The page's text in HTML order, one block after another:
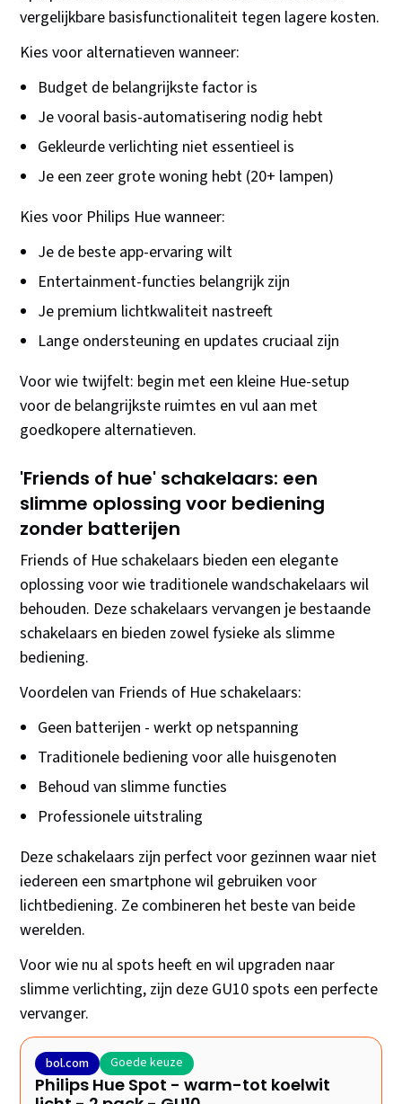
vergelijkbare basisfunctionaliteit tegen lagere kosten.
Kies voor alternatieven wanneer:
Budget de belangrijkste factor is
Je vooral basis-automatisering nodig hebt
Gekleurde verlichting niet essentieel is
Je een zeer grote woning hebt (20+ lampen)
Kies voor Philips Hue wanneer:
Je de beste app-ervaring wilt
Entertainment-functies belangrijk zijn
Je premium lichtkwaliteit nastreeft
Lange ondersteuning en updates cruciaal zijn
Voor wie twijfelt: begin met een kleine Hue-setup
voor de belangrijkste ruimtes en vul aan met
goedkopere alternatieven.
'Friends of hue' schakelaars: een
slimme oplossing voor bediening
zonder batterijen
Friends of Hue schakelaars bieden een elegante
oplossing voor wie traditionele wandschakelaars wil
behouden. Deze schakelaars vervangen je bestaande
schakelaars en bieden zowel fysieke als slimme
bediening.
Voordelen van Friends of Hue schakelaars:
Geen batterijen - werkt op netspanning
Traditionele bediening voor alle huisgenoten
Behoud van slimme functies
Professionele uitstraling
Deze schakelaars zijn perfect voor gezinnen waar niet
iedereen een smartphone wil gebruiken voor
lichtbediening. Ze combineren het beste van beide
werelden.
Voor wie nu al spots heeft en wil upgraden naar
slimme verlichting, zijn deze GU10 spots een perfecte
vervanger.
bol.com Goede keuze
Philips Hue Spot - warm-tot koelwit